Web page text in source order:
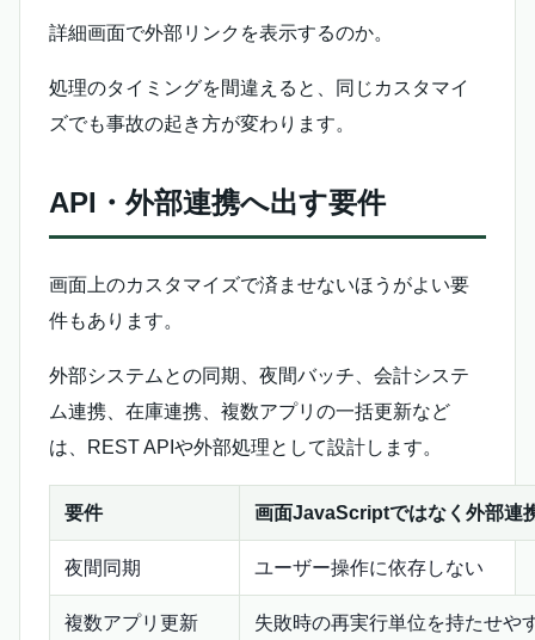
詳細画面で外部リンクを表示するのか。
処理のタイミングを間違えると、同じカスタマイ
ズでも事故の起き方が変わります。
API・外部連携へ出す要件
画面上のカスタマイズで済ませないほうがよい要
件もあります。
外部システムとの同期、夜間バッチ、会計システ
ム連携、在庫連携、複数アプリの一括更新など
は、REST APIや外部処理として設計します。
要件 画面JavaScriptではなく外部連
夜間同期 ユーザー操作に依存しない
複数アプリ更新 失敗時の再実行単位を持たせや